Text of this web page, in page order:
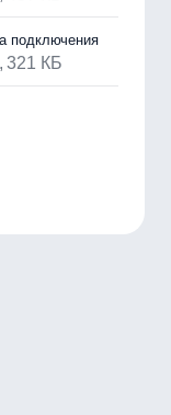
подключения
321 КБ